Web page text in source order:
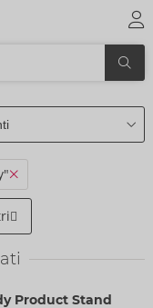
Product Stand